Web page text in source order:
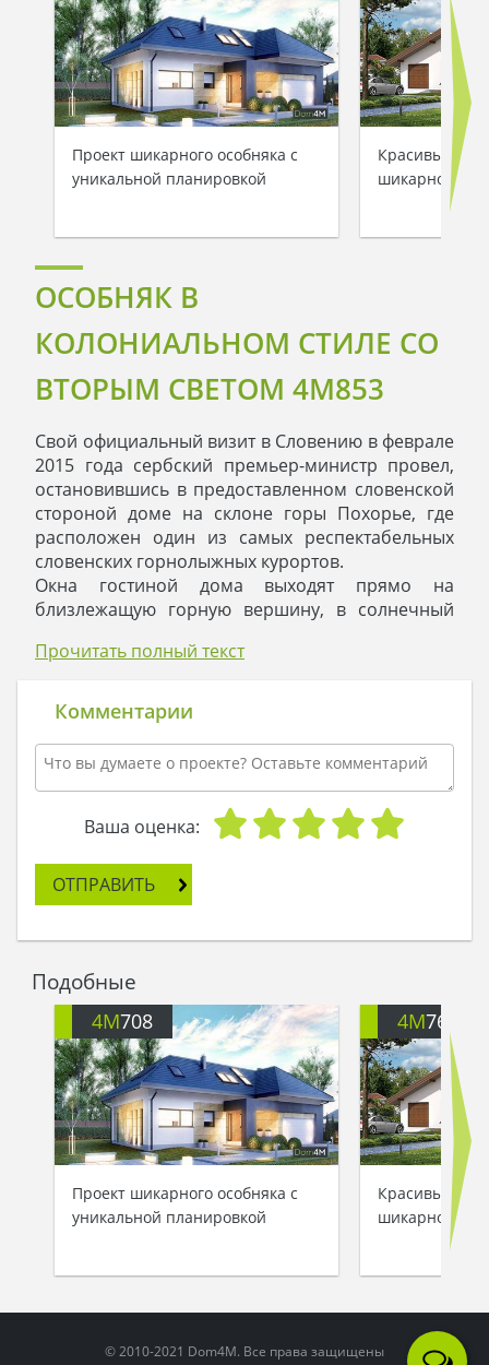
Проект шикарного особняка с
уникальной планировкой
Красивый
шикарной
ОСОБНЯК В
КОЛОНИАЛЬНОМ СТИЛЕ СО
ВТОРЫМ СВЕТОМ 4M853
Свой официальный визит в Словению в феврале
2015 года сербский премьер-министр провел,
остановившись в предоставленном словенской
стороной доме на склоне горы Похорье, где
расположен один из самых респектабельных
словенских горнолыжных курортов.
Окна гостиной дома выходят прямо на
близлежащую горную вершину, в солнечный
горного пейзажа.
целью размещения представителей других
стран во время официальных визитов,
неоднократно служил местом отдыха и для
словенских политиков. Близость дома к лыжным
трассам, чистейший горный воздух, удобный
подъезд к дому и наличие инфраструктуры не
Даже в низкий сезон практически всегда дом
заселен. Несмотря на невозможность
предпочитают прогулки среди живописных
окрестностей в солнечную погоду.
Прочитать полный текст
Комментарии
Ваша оценка:
ОТПРАВИТЬ
Подобные
4M708
Проект шикарного особняка с
уникальной планировкой
4M763
Красивый
шикарной
© 2010-2021 Dom4M. Все права защищены